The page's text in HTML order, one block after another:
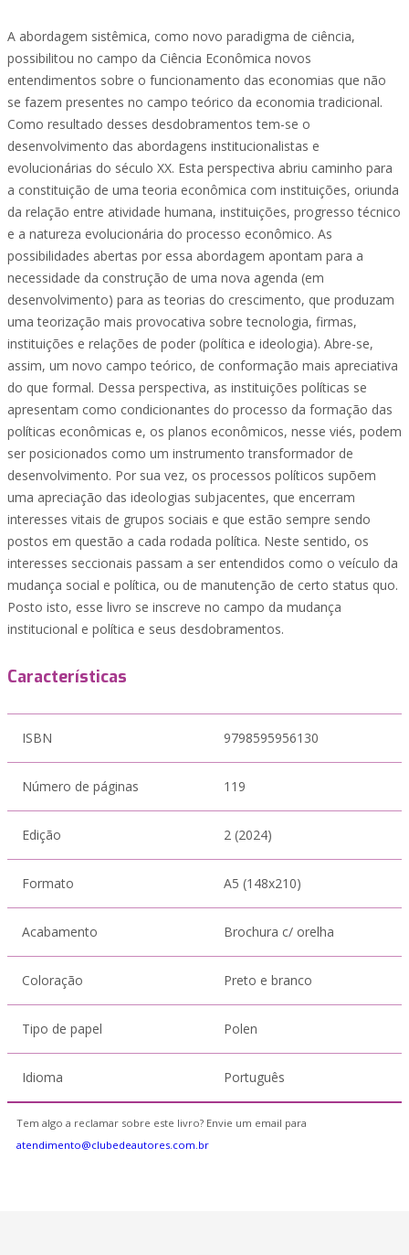
A abordagem sistêmica, como novo paradigma de ciência,
possibilitou no campo da Ciência Econômica novos
entendimentos sobre o funcionamento das economias que não
se fazem presentes no campo teórico da economia tradicional.
Como resultado desses desdobramentos tem-se o
desenvolvimento das abordagens institucionalistas e
evolucionárias do século XX. Esta perspectiva abriu caminho para
a constituição de uma teoria econômica com instituições, oriunda
da relação entre atividade humana, instituições, progresso técnico
e a natureza evolucionária do processo econômico. As
possibilidades abertas por essa abordagem apontam para a
necessidade da construção de uma nova agenda (em
desenvolvimento) para as teorias do crescimento, que produzam
uma teorização mais provocativa sobre tecnologia, firmas,
instituições e relações de poder (política e ideologia). Abre-se,
assim, um novo campo teórico, de conformação mais apreciativa
do que formal. Dessa perspectiva, as instituições políticas se
apresentam como condicionantes do processo da formação das
políticas econômicas e, os planos econômicos, nesse viés, podem
ser posicionados como um instrumento transformador de
desenvolvimento. Por sua vez, os processos políticos supõem
uma apreciação das ideologias subjacentes, que encerram
interesses vitais de grupos sociais e que estão sempre sendo
postos em questão a cada rodada política. Neste sentido, os
interesses seccionais passam a ser entendidos como o veículo da
mudança social e política, ou de manutenção de certo status quo.
Posto isto, esse livro se inscreve no campo da mudança
institucional e política e seus desdobramentos.
Características
ISBN 9798595956130
Número de páginas 119
Edição 2 (2024)
Formato A5 (148x210)
Acabamento Brochura c/ orelha
Coloração Preto e branco
Tipo de papel Polen
Idioma Português
Tem algo a reclamar sobre este livro? Envie um email para
atendimento@clubedeautores.com.br